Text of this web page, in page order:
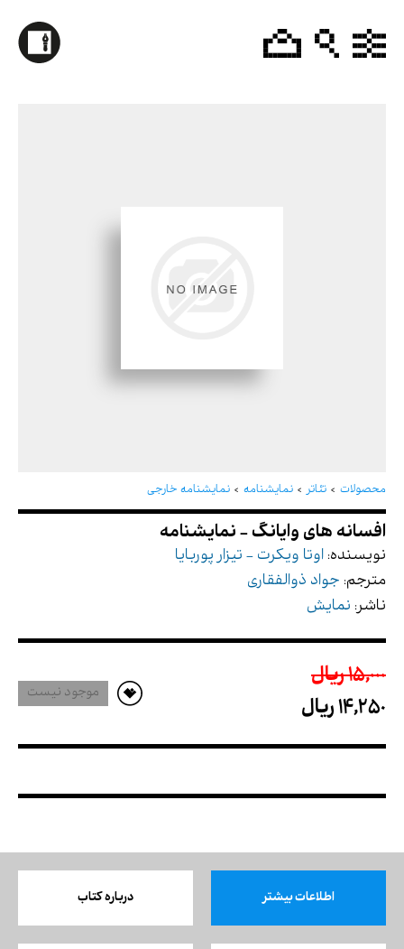
محصولات تئاتر نمایشنامه نمایشنامه خارجی
نویسنده: اوتا ویکرت - تیزار پوربایا
مترجم: جواد ذوالفقاری
ناشر: نمایش
15,000 ريال
14,250 ريال
موجود نیست
اطلاعات بیشتر درباره کتاب